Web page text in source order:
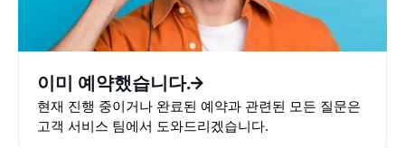
이미 예약했습니다.
현재 진행 중이거나 완료된 예약과 관련된 모든 질문은
고객 서비스 팀에서 도와드리겠습니다.